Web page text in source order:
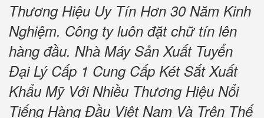
Thương Hiệu Uy Tín Hơn 30 Năm Kinh
Nghiệm. Công ty luôn đặt chữ tín lên
hàng đầu. Nhà Máy Sản Xuất Tuyển
Đại Lý Cấp 1 Cung Cấp Két Sắt Xuất
Khẩu Mỹ Với Nhiều Thương Hiệu Nổi
Tiếng Hàng Đầu Việt Nam Và Trên Thế